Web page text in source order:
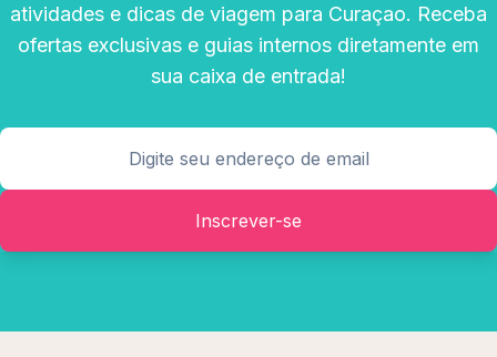
atividades e dicas de viagem para Curaçao. Receba
ofertas exclusivas e guias internos diretamente em
sua caixa de entrada!
Inscrever-se